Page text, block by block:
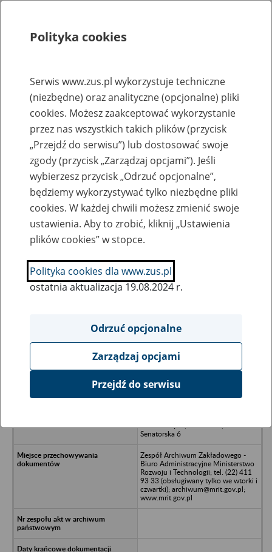
Rejestry, ewidencje i archiwa
Baza zlikwidowanych lub
przekształconych zakładów pracy
Nazwa zakładu pracy:
SZUKAJ
Ukryj wszystkie pozycje bazy
Biuro Pełnomocnika Ministra
Senatorska 6
Zespół Archiwum Zakładowego -
Biuro Administracyjne Ministerstwo
Rozwoju i Technologii; tel. (22) 411
93 33 (obsługiwany tylko we wtorki i
czwartki); archiwum@mrit.gov.pl;
www.mrit.gov.pl
Polityka cookies
Serwis www.zus.pl wykorzystuje techniczne
(niezbędne) oraz analityczne (opcjonalne) pliki
cookies. Możesz zaakceptować wykorzystanie
przez nas wszystkich takich plików (przycisk
„Przejdź do serwisu”) lub dostosować swoje
zgody (przycisk „Zarządzaj opcjami”). Jeśli
wybierzesz przycisk „Odrzuć opcjonalne”,
będziemy wykorzystywać tylko niezbędne pliki
cookies. W każdej chwili możesz zmienić swoje
ustawienia. Aby to zrobić, kliknij „Ustawienia
plików cookies” w stopce.
Polityka cookies dla www.zus.pl
ostatnia aktualizacja 19.08.2024 r.
Odrzuć opcjonalne
Zarządzaj opcjami
Przejdź do serwisu